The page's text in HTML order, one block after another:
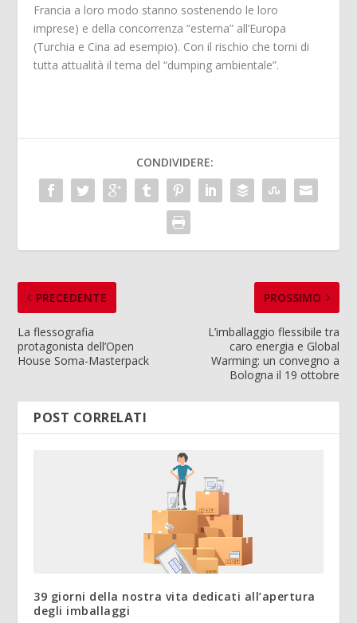
Francia a loro modo stanno sostenendo le loro
imprese) e della concorrenza “esterna” all’Europa
(Turchia e Cina ad esempio). Con il rischio che torni di
tutta attualità il tema del “dumping ambientale”.
CONDIVIDERE:
PRECEDENTE
La flessografia
protagonista dell’Open
House Soma-Masterpack
PROSSIMO
L’imballaggio flessibile tra
caro energia e Global
Warming: un convegno a
Bologna il 19 ottobre
POST CORRELATI
39 giorni della nostra vita dedicati all’apertura
degli imballaggi